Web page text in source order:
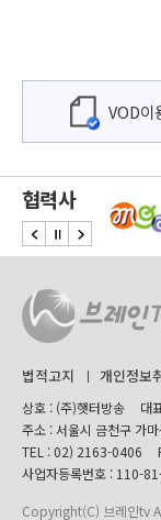
VOD이
협력사
법적고지 개인정보
상호 : (주)햇터방송 대
주소 : 서울시 금천구 가
TEL : 02) 2163-0406
사업자등록번호 : 110-
Copyright(C) 브레인tv